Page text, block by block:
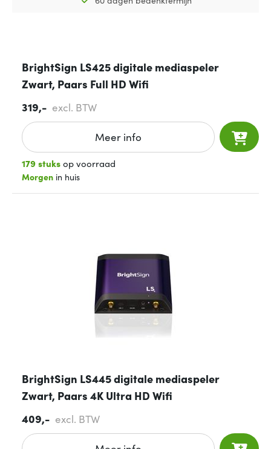
BrightSign LS425 digitale mediaspeler
Zwart, Paars Full HD Wifi
319,- excl. BTW
Meer info
179 stuksop voorraad
Morgen in huis
BrightSign LS445 digitale mediaspeler
Zwart, Paars 4K Ultra HD Wifi
409,- excl. BTW